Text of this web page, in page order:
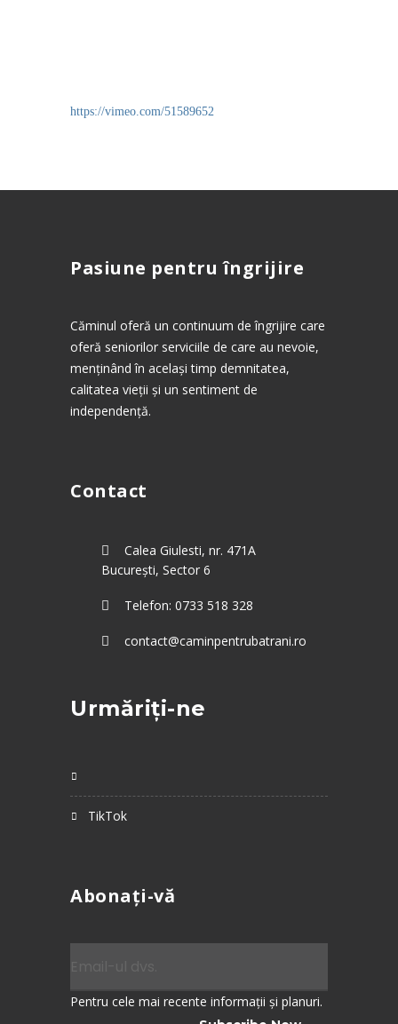
https://vimeo.com/51589652
Pasiune pentru îngrijire
Căminul oferă un continuum de îngrijire care
oferă seniorilor serviciile de care au nevoie,
menținând în același timp demnitatea,
calitatea vieții și un sentiment de
independență.
Contact
Calea Giulesti, nr. 471A
București, Sector 6
Telefon: 0733 518 328
contact@caminpentrubatrani.ro
Urmăriți-ne
TikTok
Abonați-vă
Pentru cele mai recente informații și planuri.